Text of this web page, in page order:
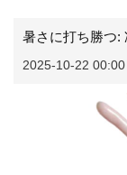
2025-10-22 00:00